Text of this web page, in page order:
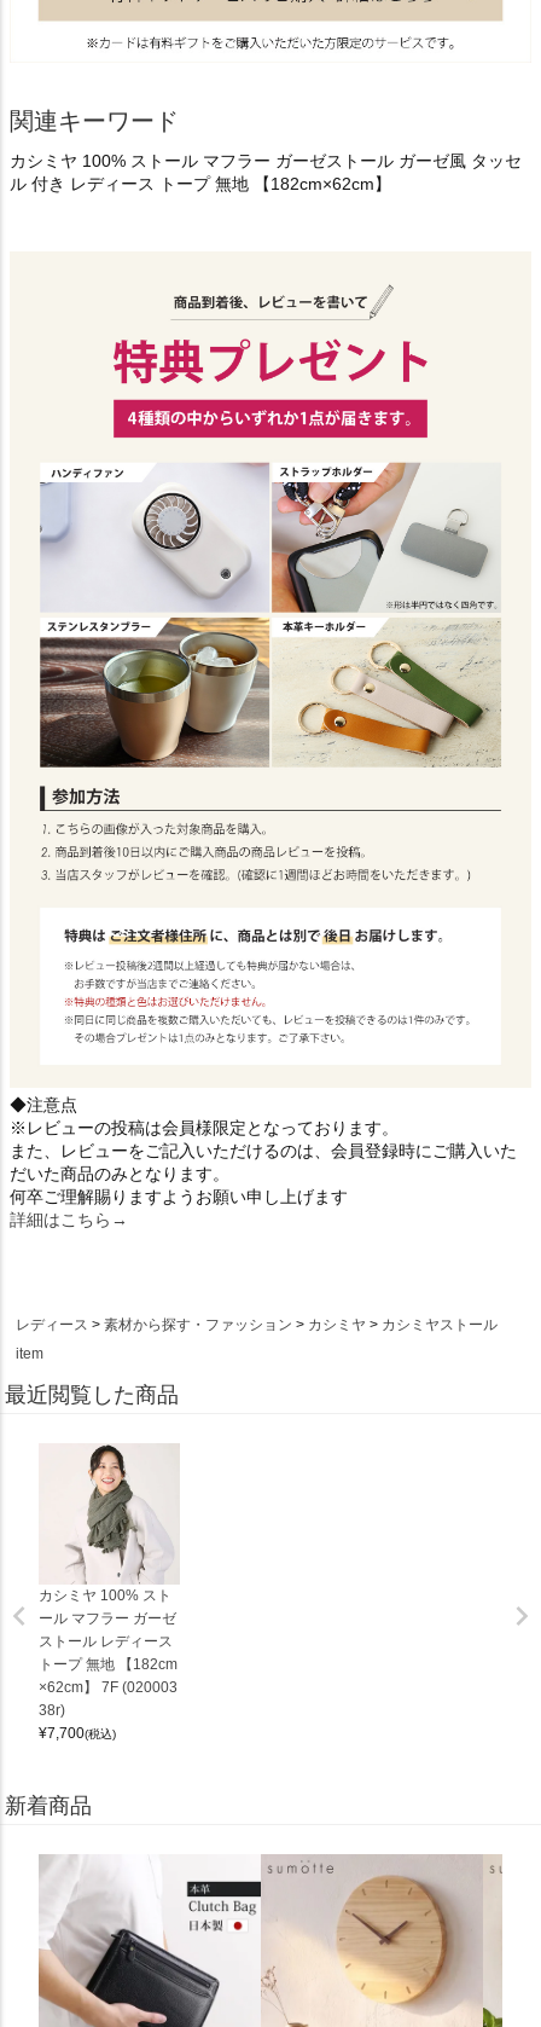
関連キーワード
カシミヤ 100% ストール マフラー ガーゼストール ガーゼ風 タッセ
ル 付き レディース トープ 無地 【182cm×62cm】
◆注意点
※レビューの投稿は会員様限定となっております。
また、レビューをご記入いただけるのは、会員登録時にご購入いた
だいた商品のみとなります。
何卒ご理解賜りますようお願い申し上げます
詳細はこちら→
レディース 素材から探す・ファッション カシミヤ
カシミヤストール
item
最近閲覧した商品
カシミヤ 100% スト
ール マフラー ガーゼ
ストール レディース
トープ 無地 【182cm
×62cm】 7F (020003
38r)
¥7,700(税込)
新着商品